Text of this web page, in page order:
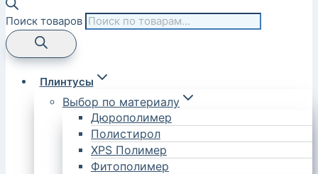
Поиск товаров
Плинтусы
Выбор по материалу
Дюрополимер
Полистирол
XPS Полимер
Фитополимер